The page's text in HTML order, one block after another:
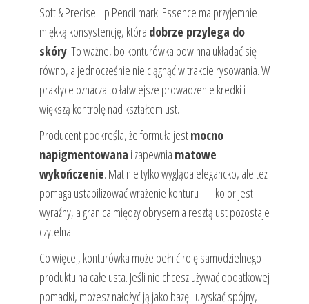
Soft & Precise Lip Pencil marki Essence ma przyjemnie
miękką konsystencję, która dobrze przylega do
skóry. To ważne, bo konturówka powinna układać się
równo, a jednocześnie nie ciągnąć w trakcie rysowania. W
praktyce oznacza to łatwiejsze prowadzenie kredki i
większą kontrolę nad kształtem ust.
Producent podkreśla, że formuła jestmocno
napigmentowana i zapewnia matowe
wykończenie. Mat nie tylko wygląda elegancko, ale też
pomaga ustabilizować wrażenie konturu — kolor jest
wyraźny, a granica między obrysem a resztą ust pozostaje
czytelna.
Co więcej, konturówka może pełnić rolę samodzielnego
produktu na całe usta. Jeśli nie chcesz używać dodatkowej
pomadki, możesz nałożyć ją jako bazę i uzyskać spójny,